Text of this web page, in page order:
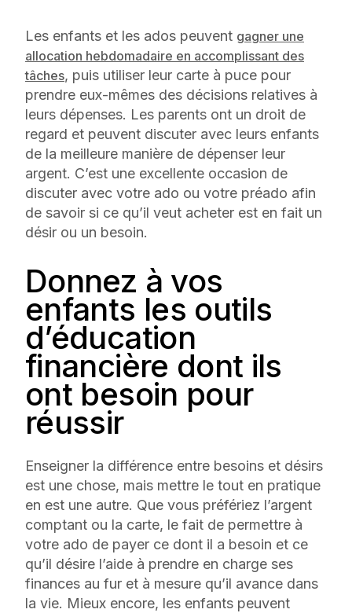
Les enfants et les ados peuvent gagner une
allocation hebdomadaire en accomplissant des
tâches, puis utiliser leur carte à puce pour
prendre eux-mêmes des décisions relatives à
leurs dépenses. Les parents ont un droit de
regard et peuvent discuter avec leurs enfants
de la meilleure manière de dépenser leur
argent. C’est une excellente occasion de
discuter avec votre ado ou votre préado afin
de savoir si ce qu’il veut acheter est en fait un
désir ou un besoin.
Donnez à vos
enfants les outils
d’éducation
financière dont ils
ont besoin pour
réussir
Enseigner la différence entre besoins et désirs
est une chose, mais mettre le tout en pratique
en est une autre. Que vous préfériez l’argent
comptant ou la carte, le fait de permettre à
votre ado de payer ce dont il a besoin et ce
qu’il désire l’aide à prendre en charge ses
finances au fur et à mesure qu’il avance dans
la vie. Mieux encore, les enfants peuvent